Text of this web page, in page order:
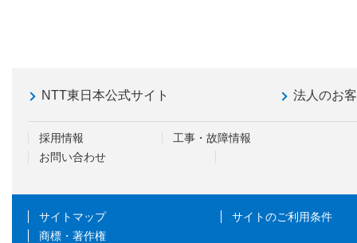
NTT東日本公式サイト 法人のお
採用情報
工事・故障情報
お問い合わせ
サイトマップ
サイトのご利用条件
商標・著作権